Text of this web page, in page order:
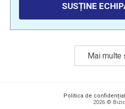
SUSȚINE
Mai multe
Politica de
2026 ©